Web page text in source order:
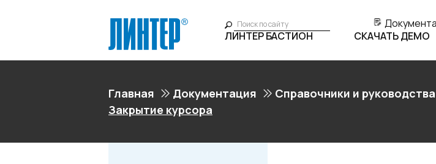
ЛИНТЕР БАСТИОН
СКАЧАТЬ ДЕМО
Главная Документация Справочники и руководства
Закрытие курсора